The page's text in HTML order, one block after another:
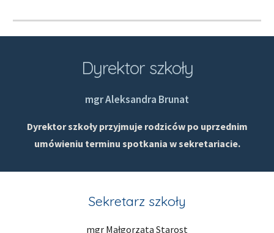
Dyrektor szkoły
mgr Aleksandra Brunat
Dyrektor szkoły przyjmuje rodziców po uprzednim
umówieniu terminu spotkania w sekretariacie.
Sekretarz szkoły
mgr Małgorzata Starost